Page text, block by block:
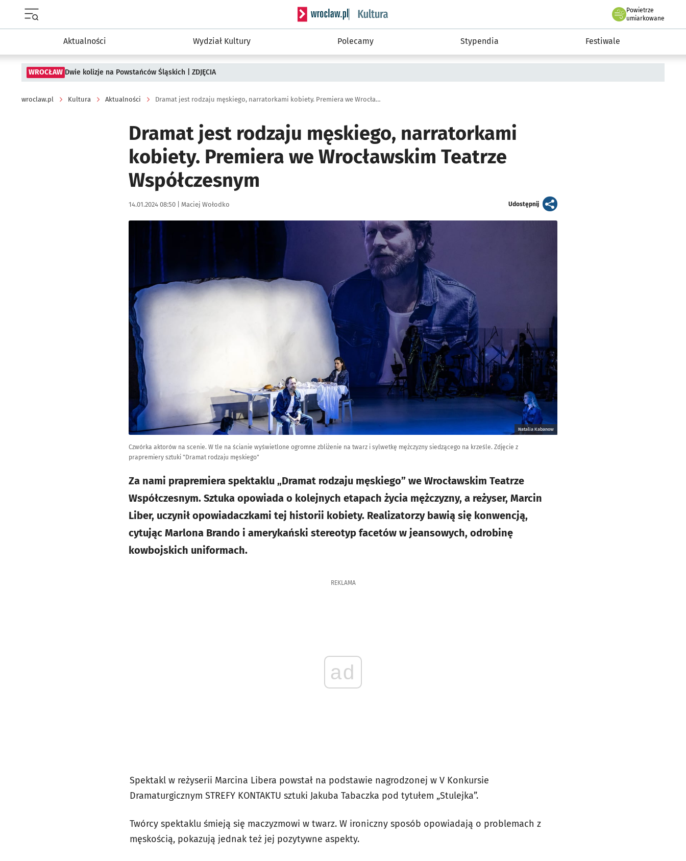
Serwis informacyjny wroclaw.pl podserwis: Kultura
Powietrze
we Wrocławiu
umiarkowane
Aktualności Wydział Kultury Polecamy Stypendia Festiwale
WROCŁAW Dwie kolizje na Powstańców Śląskich | ZDJĘCIA
wroclaw.pl Kultura Aktualności Dramat jest rodzaju męskiego, narratorkami kobiety. Premiera we Wrocławskim Teatrze Współczesnym
Dramat jest rodzaju męskiego, narratorkami
kobiety. Premiera we Wrocławskim Teatrze
Współczesnym
Data publikacji:
14.01.2024 08:50 | Autor:
Maciej Wołodko Udostępnijartykuł
Natalia Kabanow
Czwórka aktorów na scenie. W tle na ścianie wyświetlone ogromne zbliżenie na twarz i sylwetkę mężczyzny siedzącego na krześle. Zdjęcie z
prapremiery sztuki "Dramat rodzaju męskiego"
Za nami prapremiera spektaklu „Dramat rodzaju męskiego” we Wrocławskim Teatrze
Współczesnym. Sztuka opowiada o kolejnych etapach życia mężczyzny, a reżyser, Marcin
Liber, uczynił opowiadaczkami tej historii kobiety. Realizatorzy bawią się konwencją,
cytując Marlona Brando i amerykański stereotyp facetów w jeansowych, odrobinę
kowbojskich uniformach.
REKLAMA
ad
Spektakl w reżyserii Marcina Libera powstał na podstawie nagrodzonej w V Konkursie
Dramaturgicznym STREFY KONTAKTU sztuki Jakuba Tabaczka pod tytułem „Stulejka”.
Twórcy spektaklu śmieją się maczyzmowi w twarz. W ironiczny sposób opowiadają o problemach z
męskością, pokazują jednak też jej pozytywne aspekty.